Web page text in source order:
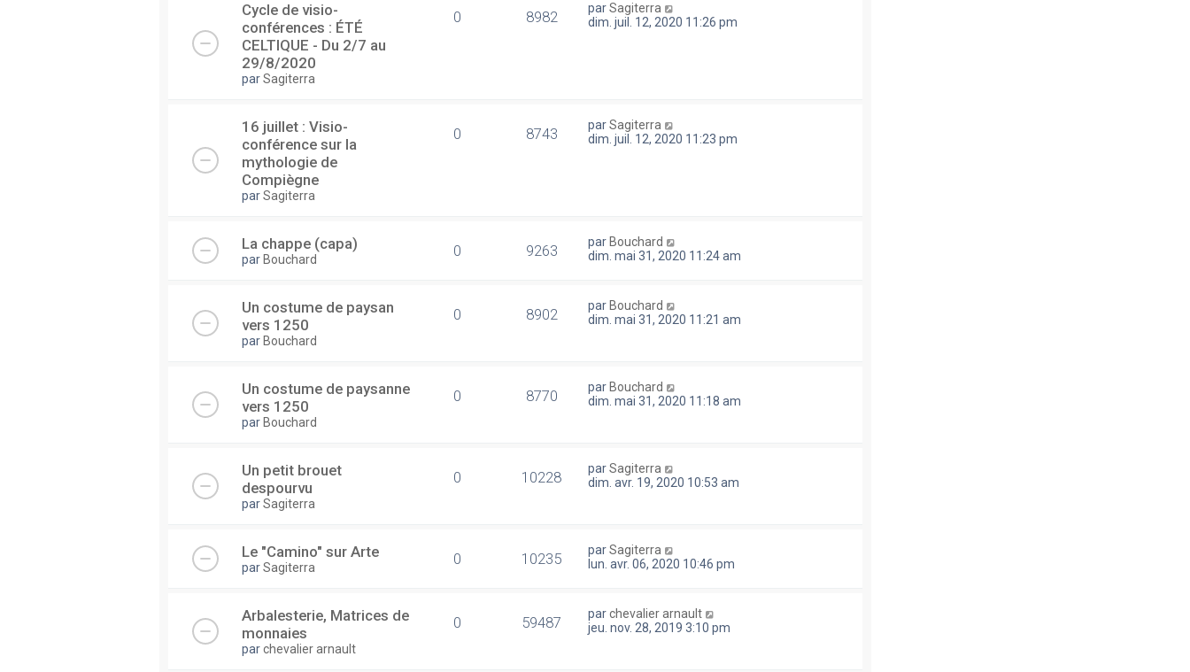
Cycle de visio-
conférences : ÉTÉ
CELTIQUE - Du 2/7 au
29/8/2020
parSagiterra
0 8982 parSagiterra
dim. juil. 12, 2020 11:26 pm
16 juillet : Visio-
conférence sur la
mythologie de
Compiègne
parSagiterra
0 8743 parSagiterra
dim. juil. 12, 2020 11:23 pm
La chappe (capa)
par Bouchard 0 9263 par Bouchard
dim. mai 31, 2020 11:24 am
Un costume de paysan
vers 1250
par Bouchard
0 8902 par Bouchard
dim. mai 31, 2020 11:21 am
Un costume de paysanne
vers 1250
par Bouchard
0 8770 par Bouchard
dim. mai 31, 2020 11:18 am
Un petit brouet
despourvu
parSagiterra
0 10228 parSagiterra
dim. avr. 19, 2020 10:53 am
Le "Camino" sur Arte
parSagiterra 0 10235 parSagiterra
lun. avr. 06, 2020 10:46 pm
Arbalesterie, Matrices de
monnaies
parchevalier arnault
0 59487 parchevalier arnault
jeu. nov. 28, 2019 3:10 pm